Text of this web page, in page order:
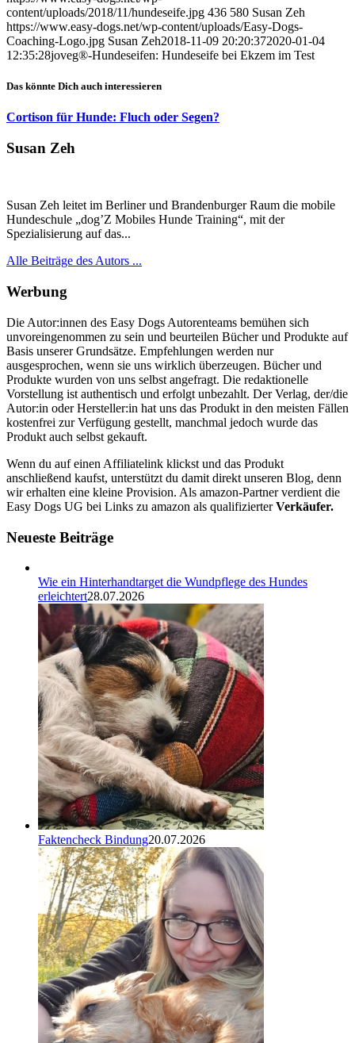
content/uploads/2018/11/hundeseife.jpg 436 580 Susan Zeh
https://www.easy-dogs.net/wp-content/uploads/Easy-Dogs-
Coaching-Logo.jpg Susan Zeh2018-11-09 20:20:372020-01-04
12:35:28joveg®-Hundeseifen: Hundeseife bei Ekzem im Test
Das könnte Dich auch interessieren
Cortison für Hunde: Fluch oder Segen?
Susan Zeh
Susan Zeh leitet im Berliner und Brandenburger Raum die mobile
Hundeschule „dog’Z Mobiles Hunde Training“, mit der
Spezialisierung auf das...
Alle Beiträge des Autors ...
Werbung
Die Autor:innen des Easy Dogs Autorenteams bemühen sich
unvoreingenommen zu sein und beurteilen Bücher und Produkte auf
Basis unserer Grundsätze. Empfehlungen werden nur
ausgesprochen, wenn sie uns wirklich überzeugen. Bücher und
Produkte wurden von uns selbst angefragt. Die redaktionelle
Vorstellung ist authentisch und erfolgt unbezahlt. Der Verlag, der/die
Autor:in oder Hersteller:in hat uns das Produkt in den meisten Fällen
kostenfrei zur Verfügung gestellt, manchmal jedoch wurde das
Produkt auch selbst gekauft.
Wenn du auf einen Affiliatelink klickst und das Produkt
anschließend kaufst, unterstützt du damit direkt unseren Blog, denn
wir erhalten eine kleine Provision. Als amazon-Partner verdient die
Easy Dogs UG bei Links zu amazon als qualifizierterVerkäufer.
Neueste Beiträge
Wie ein Hinterhandtarget die Wundpflege des Hundes
erleichtert28.07.2026
Faktencheck Bindung20.07.2026